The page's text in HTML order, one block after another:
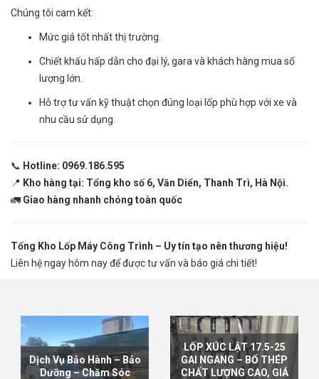
Chúng tôi cam kết:
Mức giá tốt nhất thị trường.
Chiết khấu hấp dẫn cho đại lý, gara và khách hàng mua số
lượng lớn.
Hỗ trợ tư vấn kỹ thuật chọn đúng loại lốp phù hợp với xe và
nhu cầu sử dụng.
📞 Hotline: 0969.186.595
📍 Kho hàng tại: Tổng kho số 6, Văn Diển, Thanh Trì, Hà Nội.
🚛 Giao hàng nhanh chóng toàn quốc
Tổng Kho Lốp Máy Công Trình – Uy tín tạo nên thương hiệu!
Liên hệ ngay hôm nay để được tư vấn và báo giá chi tiết!
Dịch Vụ Bảo Hành – Bảo
Dưỡng – Chăm Sóc
LỐP XÚC LẬT 17.5-25
GAI NGANG – BỐ THÉP
CHẤT LƯỢNG CAO, GIÁ